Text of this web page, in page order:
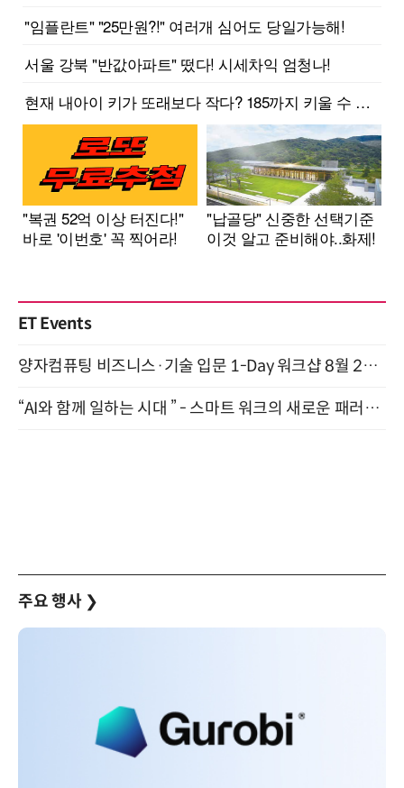
ET Events
양자컴퓨팅 비즈니스·기술 입문 1-Day 워크샵 8월 28일 개최
“AI와 함께 일하는 시대 ” - 스마트 워크의 새로운 패러다임 (9/11)
주요 행사 ❯